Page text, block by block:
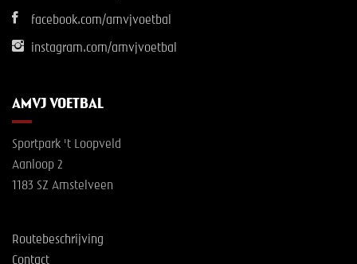
facebook.com/amvjvoetbal
instagram.com/amvjvoetbal
AMVJ VOETBAL
Sportpark 't Loopveld
Aanloop 2
1183 SZ Amstelveen
Routebeschrijving
Contact